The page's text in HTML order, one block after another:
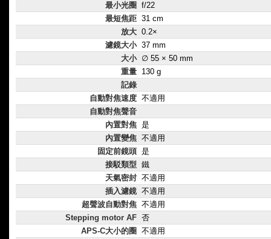
最小光圈
f/22
最短焦距 31 cm
放大 0.2×
濾鏡大小 37 mm
大小 ∅ 55 × 50 mm
重量 130 g
記錄
自動對焦速度 不適用
自動對焦聲音
內置對焦 是
內置變焦 不適用
固定前鏡頭 是
接駁類型 鐵
天氣密封 不適用
插入濾鏡 不適用
超聲波自動對焦 不適用
Stepping motor AF 否
APS-C大小的圈
不適用